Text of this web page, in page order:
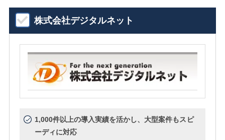
株式会社デジタルネット
1,000件以上の導入実績を活かし、大型案件もスピ
ーディに対応